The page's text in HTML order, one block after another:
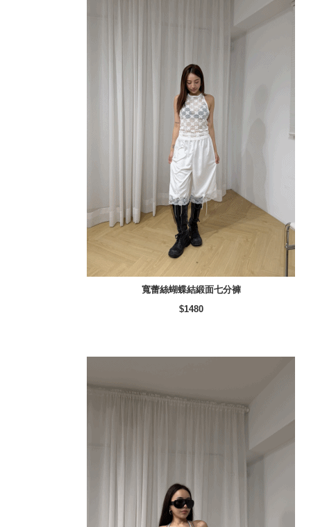
寬蕾絲蝴蝶結緞面七分褲
$1480